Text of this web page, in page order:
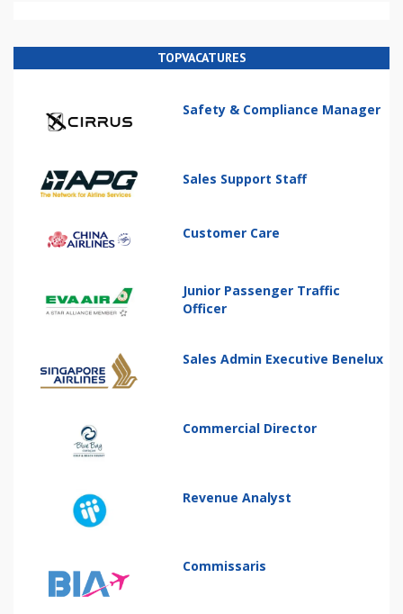
TOPVACATURES
Safety & Compliance Manager
Sales Support Staff
Customer Care
Junior Passenger Traffic
Officer
Sales Admin Executive Benelux
Commercial Director
Revenue Analyst
Commissaris